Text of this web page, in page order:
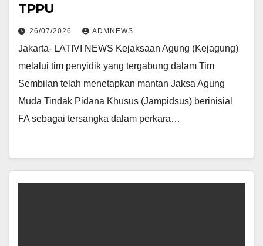
TPPU
26/07/2026 ADMNEWS
Jakarta- LATIVI NEWS Kejaksaan Agung (Kejagung)
melalui tim penyidik yang tergabung dalam Tim
Sembilan telah menetapkan mantan Jaksa Agung
Muda Tindak Pidana Khusus (Jampidsus) berinisial
FA sebagai tersangka dalam perkara…